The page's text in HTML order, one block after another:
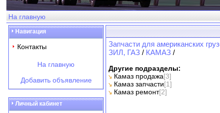
На главную
Навигация
Контакты
На главную
Добавить объявление
Личный кабинет
Запчасти для американских
ЗИЛ, ГАЗ / КАМАЗ /
Другие подразделы:
Камаз продажа[3]
Камаз запчасти[1]
Камаз ремонт[2]